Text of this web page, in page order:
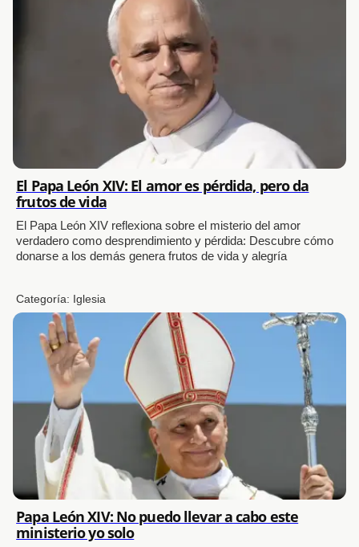
El Papa León XIV: El amor es pérdida, pero da
frutos de vida
El Papa León XIV reflexiona sobre el misterio del amor
verdadero como desprendimiento y pérdida: Descubre cómo
donarse a los demás genera frutos de vida y alegría
Categoría: Iglesia
Papa León XIV: No puedo llevar a cabo este
ministerio yo solo